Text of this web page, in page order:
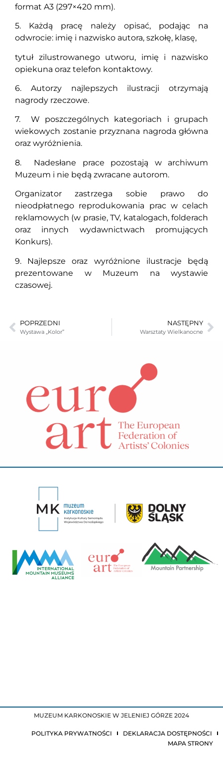
format A3 (297×420 mm).
5. Każdą pracę należy opisać, podając na
odwrocie: imię i nazwisko autora, szkołę, klasę,
tytuł zilustrowanego utworu, imię i nazwisko
opiekuna oraz telefon kontaktowy.
6. Autorzy najlepszych ilustracji otrzymają
nagrody rzeczowe.
7. W poszczególnych kategoriach i grupach
wiekowych zostanie przyznana nagroda główna
oraz wyróżnienia.
8. Nadesłane prace pozostają w archiwum
Muzeum i nie będą zwracane autorom.
Organizator zastrzega sobie prawo do
nieodpłatnego reprodukowania prac w celach
reklamowych (w prasie, TV, katalogach, folderach
oraz innych wydawnictwach promujących
Konkurs).
9. Najlepsze oraz wyróżnione ilustracje będą
prezentowane w Muzeum na wystawie
czasowej.
POPRZEDNI
Wystawa „Kolor”
NASTĘPNY
Warsztaty Wielkanocne
MUZEUM KARKONOSKIE W JELENIEJ GÓRZE 2024
POLITYKA PRYWATNOŚCI
DEKLARACJA DOSTĘPNOŚCI
MAPA STRONY